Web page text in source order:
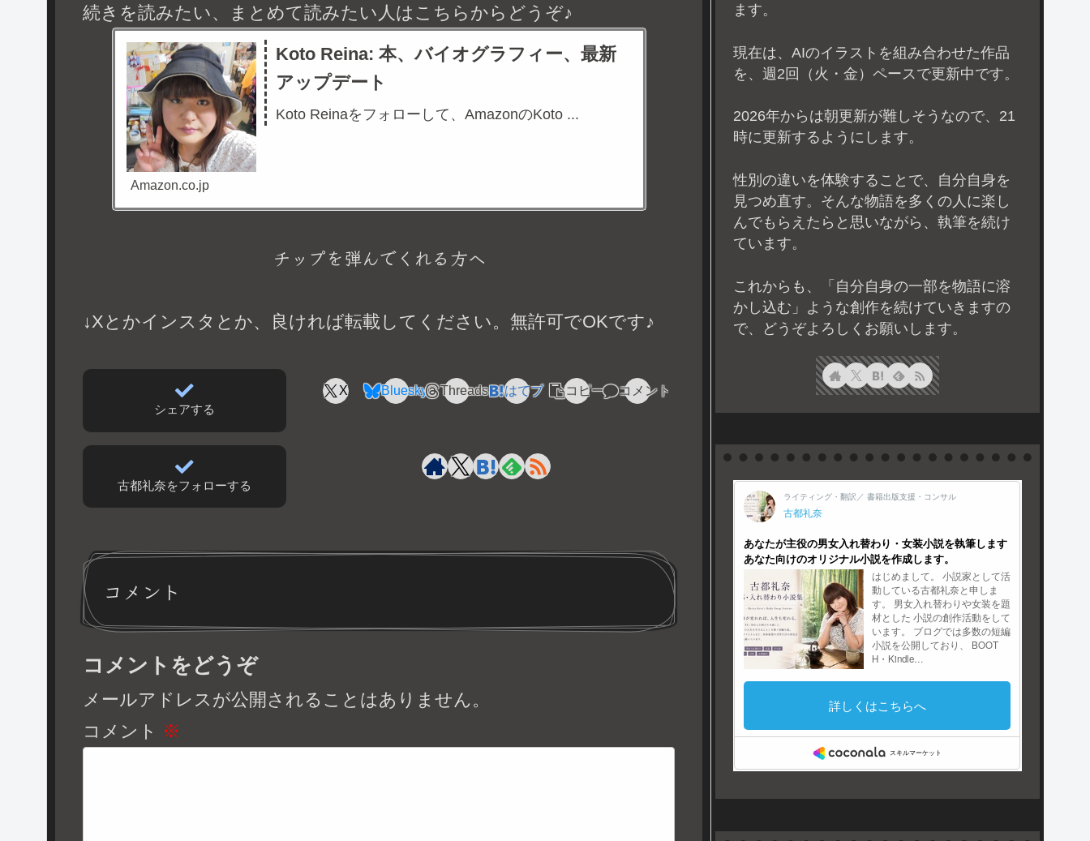
続きを読みたい、まとめて読みたい人はこちらからどうぞ♪
Koto Reina: 本、バイオグラフィー、最新
アップデート
Koto Reinaをフォローして、AmazonのKoto ...
Amazon.co.jp
チップを弾んでくれる方へ
↓Xとかインスタとか、良ければ転載してください。無許可でOKです♪
シェアする
X Bluesky Threads はてブ コピー コメント
古都礼奈をフォローする
コメント
コメントをどうぞ
メールアドレスが公開されることはありません。
コメント ※
ます。
現在は、AIのイラストを組み合わせた作品
を、週2回（火・金）ペースで更新中です。
2026年からは朝更新が難しそうなので、21
時に更新するようにします。
性別の違いを体験することで、自分自身を
見つめ直す。そんな物語を多くの人に楽し
んでもらえたらと思いながら、執筆を続け
ています。
これからも、「自分自身の一部を物語に溶
かし込む」ような創作を続けていきますの
で、どうぞよろしくお願いします。